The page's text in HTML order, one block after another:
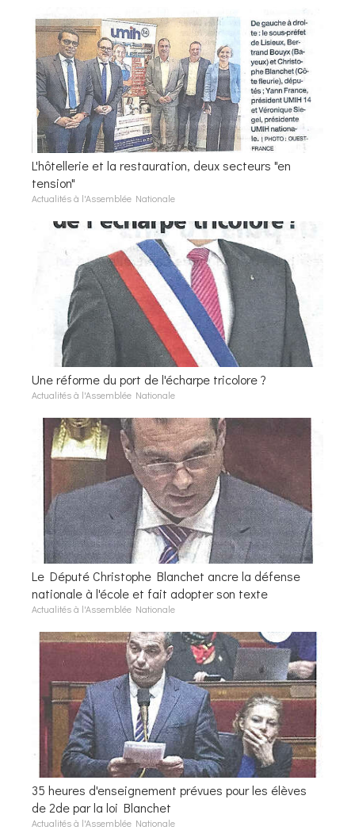
L'hôtellerie et la restauration, deux secteurs "en
tension"
Actualités à l'Assemblée Nationale
Une réforme du port de l'écharpe tricolore ?
Actualités à l'Assemblée Nationale
Le Député Christophe Blanchet ancre la défense
nationale à l'école et fait adopter son texte
Actualités à l'Assemblée Nationale
35 heures d'enseignement prévues pour les élèves
de 2de par la loi Blanchet
Actualités à l'Assemblée Nationale